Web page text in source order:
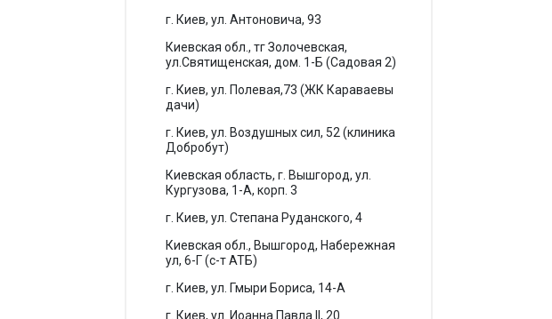
г. Киев, ул. Антоновича, 93
Киевская обл., тг Золочевская,
ул.Святищенская, дом. 1-Б (Садовая 2)
г. Киев, ул. Полевая,73 (ЖК Караваевы
дачи)
г. Киев, ул. Воздушных сил, 52 (клиника
Добробут)
Киевская область, г. Вышгород, ул.
Кургузова, 1-А, корп. 3
г. Киев, ул. Степана Руданского, 4
Киевская обл., Вышгород, Набережная
ул, 6-Г (с-т АТБ)
г. Киев, ул. Гмыри Бориса, 14-А
г. Киев, ул. Иоанна Павла II, 20